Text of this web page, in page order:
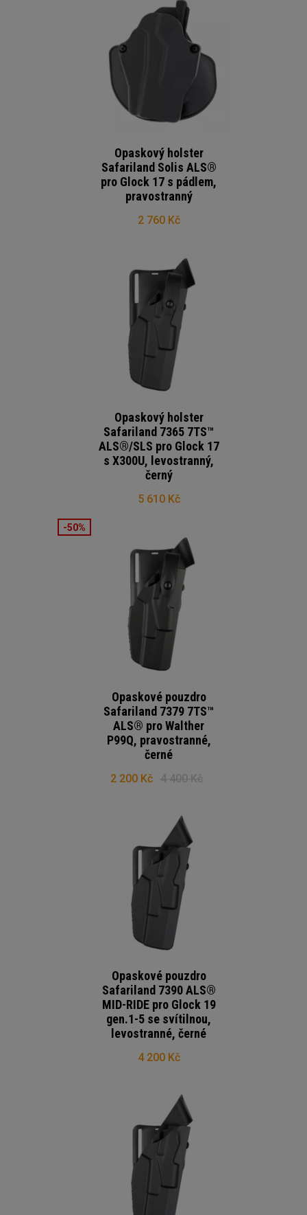
Opaskový holster
Safariland Solis ALS®
pro Glock 17 s pádlem,
pravostranný
2 760 Kč
Opaskový holster
Safariland 7365 7TS™
ALS®/SLS pro Glock 17
s X300U, levostranný,
černý
5 610 Kč
-50%
Opaskové pouzdro
Safariland 7379 7TS™
ALS® pro Walther
P99Q, pravostranné,
černé
2 200 Kč 4 400 Kč
Opaskové pouzdro
Safariland 7390 ALS®
MID-RIDE pro Glock 19
gen.1-5 se svítilnou,
levostranné, černé
4 200 Kč